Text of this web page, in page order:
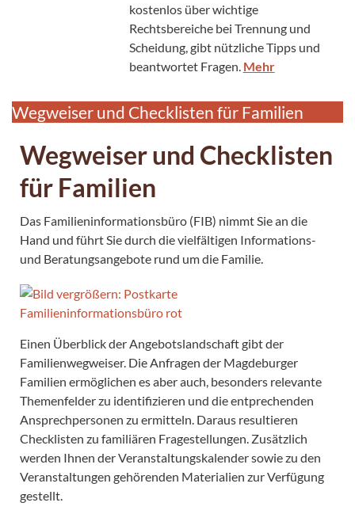
kostenlos über wichtige
Rechtsbereiche bei Trennung und
Scheidung, gibt nützliche Tipps und
beantwortet Fragen. Mehr
Wegweiser und Checklisten für Familien
Wegweiser und Checklisten
für Familien
Das Familieninformationsbüro (FIB) nimmt Sie an die
Hand und führt Sie durch die vielfältigen Informations-
und Beratungsangebote rund um die Familie.
Einen Überblick der Angebotslandschaft gibt der
Familienwegweiser. Die Anfragen der Magdeburger
Familien ermöglichen es aber auch, besonders relevante
Themenfelder zu identifizieren und die entprechenden
Ansprechpersonen zu ermitteln. Daraus resultieren
Checklisten zu familiären Fragestellungen. Zusätzlich
werden Ihnen der Veranstaltungskalender sowie zu den
Veranstaltungen gehörenden Materialien zur Verfügung
gestellt.